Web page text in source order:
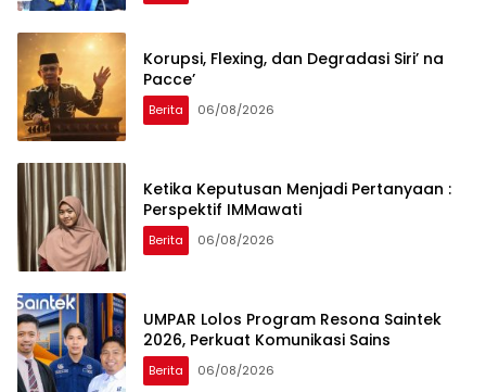
Korupsi, Flexing, dan Degradasi Siri’ na
Pacce’
Berita 06/08/2026
Ketika Keputusan Menjadi Pertanyaan :
Perspektif IMMawati
Berita 06/08/2026
UMPAR Lolos Program Resona Saintek
2026, Perkuat Komunikasi Sains
Berita 06/08/2026